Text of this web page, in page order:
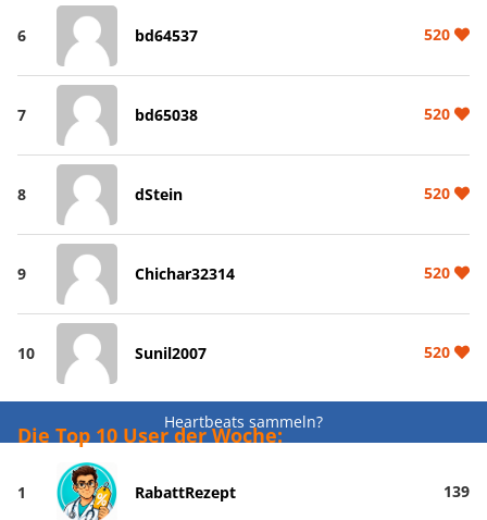
6 bd64537 520
7 bd65038 520
8 dStein 520
9 Chichar32314 520
10 Sunil2007 520
Heartbeats sammeln?
Die Top 10 User der Woche:
1 RabattRezept 139